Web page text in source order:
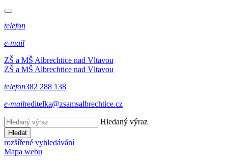
telefon
e-mail
ZŠ a MŠ Albrechtice nad Vltavou
ZŠ a MŠ Albrechtice nad Vltavou
telefon382 288 138
e-mailreditelka@zsamsalbrechtice.cz
Hledaný výraz
Hledat
rozšířené vyhledávání
Mapa webu